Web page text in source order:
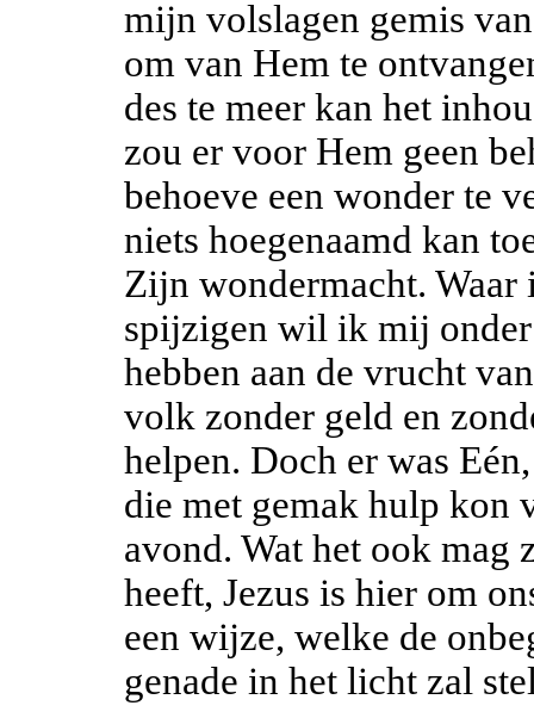
mijn volslagen gemis
om van Hem te
des te meer kan het
zou er voor Hem geen
behoeve een wonder te
niets hoegenaamd kan
Zijn wondermacht.
spijzigen wil ik mij onder
hebben aan de vrucht
volk zonder geld en
helpen. Doch er was
die met gemak hulp kon
avond. Wat het ook mag
heeft, Jezus is hier om
een wijze, welke de
genade in het licht zal